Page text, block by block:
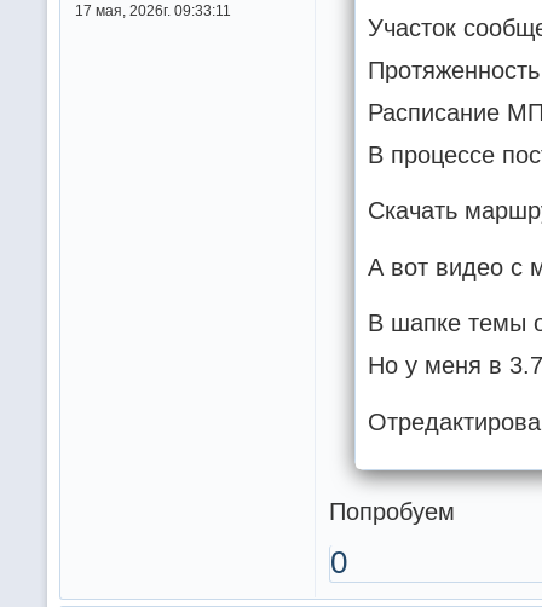
17 мая, 2026г. 09:33:11
Участок
Расписание
В процессе
Скачать
А вот видео с
В шапке темы
Но у меня в
Попробуем
0